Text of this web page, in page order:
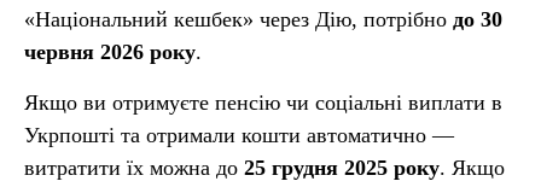
«Національний кешбек» через Дію, потрібно до 30
червня 2026 року.
Якщо ви отримуєте пенсію чи соціальні виплати в
Укрпошті та отримали кошти автоматично —
витратити їх можна до 25 грудня 2025 року. Якщо